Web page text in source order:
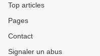
Top articles
Pages
Contact
Signaler un abus